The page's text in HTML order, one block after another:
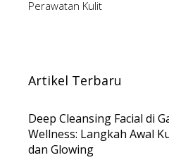
Perawatan Kulit
Artikel Terbaru
Deep Cleansing Facial di
Wellness: Langkah Awal
dan Glowing